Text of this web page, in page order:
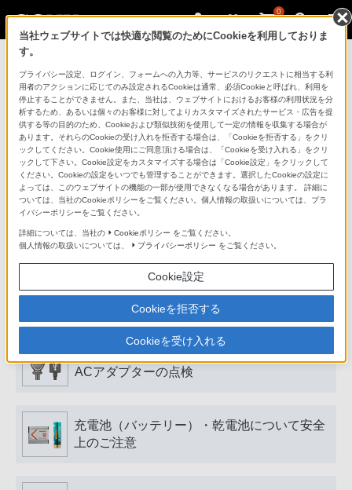
0
製品を安全に、安心してご使用いただ
くために
日常の清掃・点検が大切です。安全のため取扱説明書を
よく読みましょう。
製品に関する重要なお知らせ
安全で上手な使いかた
愛情点検のおすすめ
電源プラグ・コード、USB端子・ケーブル、
ACアダプターの点検
充電池（バッテリー）・乾電池について安全
上のご注意
当社ウェブサイトでは快適な閲覧のためにCookieを利用しておりま
す。
プライバシー設定、ログイン、フォームへの入力等、サービスのリクエストに相当する利
用者のアクションに応じてのみ設定されるCookieは通常、必須Cookieと呼ばれ、利用を
停止することができません。また、当社は、ウェブサイトにおけるお客様の利用状況を分
析するため、あるいは個々のお客様に対してよりカスタマイズされたサービス・広告を提
供する等の目的のため、Cookieおよび類似技術を使用して一定の情報を収集する場合が
あります。それらのCookieの受け入れを拒否する場合は、「Cookieを拒否する」をクリ
ックしてください。Cookie使用にご同意頂ける場合は、「Cookieを受け入れる」をクリ
ックして下さい。Cookie設定をカスタマイズする場合は「Cookie設定」をクリックして
ください。Cookieの設定をいつでも管理することができます。選択したCookieの設定に
よっては、このウェブサイトの機能の一部が使用できなくなる場合があります。 詳細に
ついては、当社のCookieポリシーをご覧ください。個人情報の取扱いについては、プラ
イバシーポリシーをご覧ください。
詳細については、当社の Cookieポリシー をご覧ください。
個人情報の取扱いについては、
プライバシーポリシー をご覧ください。
Cookie設定
Cookieを拒否する
Cookieを受け入れる